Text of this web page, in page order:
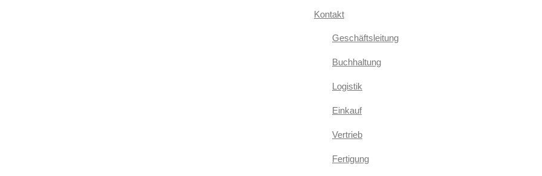
Kontakt
Geschäftsleitung
Buchhaltung
Logistik
Einkauf
Vertrieb
Fertigung